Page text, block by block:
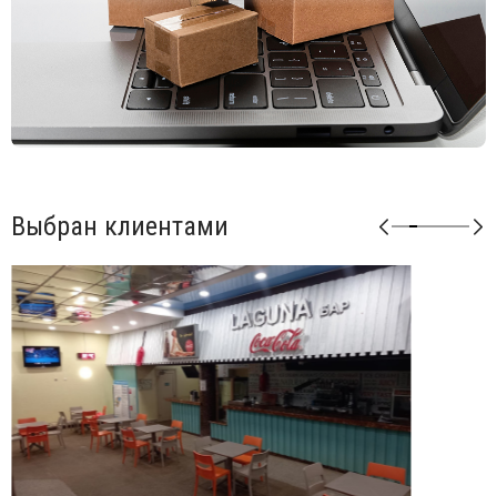
Выбран клиентами